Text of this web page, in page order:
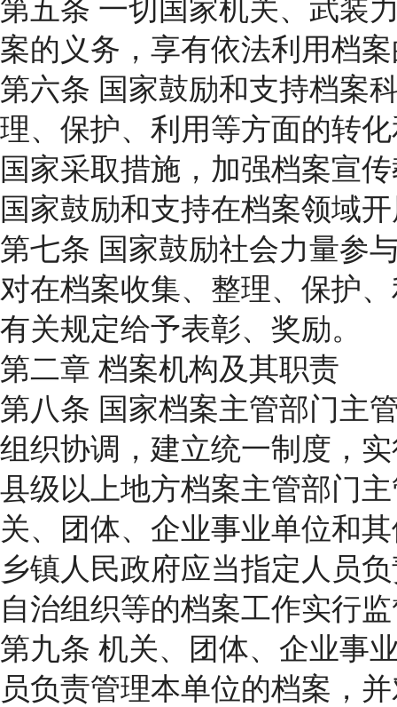
第五条 一切国家机关、武装
案的义务，享有依法利用档
第六条 国家鼓励和支持档案
理、保护、利用等方面的转
国家采取措施，加强档案宣
国家鼓励和支持在档案领域
第七条 国家鼓励社会力量参
对在档案收集、整理、保护
有关规定给予表彰、奖励。
第二章 档案机构及其职责
第八条 国家档案主管部门主
组织协调，建立统一制度，
县级以上地方档案主管部门
关、团体、企业事业单位和
乡镇人民政府应当指定人员
自治组织等的档案工作实行
第九条 机关、团体、企业事
员负责管理本单位的档案，